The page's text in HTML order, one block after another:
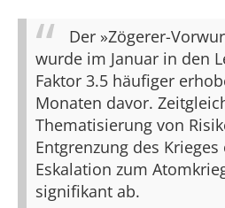
Der »Zögerer-
wurde im Januar in den
Faktor 3.5 häufiger
Monaten davor.
Thematisierung von
Entgrenzung des
Eskalation zum
signifikant ab.